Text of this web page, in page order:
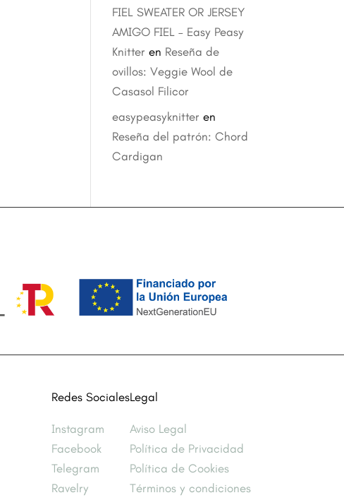
FIEL SWEATER OR JERSEY
AMIGO FIEL – Easy Peasy
Knitter en Reseña de
ovillos: Veggie Wool de
Casasol Filicor
easypeasyknitter en
Reseña del patrón: Chord
Cardigan
Redes Sociales
Instagram
Facebook
Telegram
Ravelry
Legal
Aviso Legal
Política de Privacidad
Política de Cookies
Términos y condiciones